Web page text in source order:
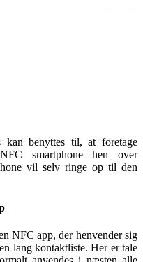
benyttes til, at foretage
smartphone hen over
vil selv ringe op til den
NFC app, der henvender sig
lang kontaktliste. Her er tale